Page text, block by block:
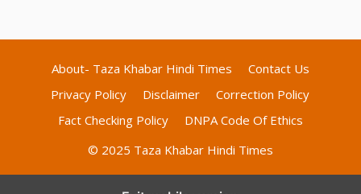
About- Taza Khabar Hindi Times
Contact Us
Privacy Policy
Disclaimer
Correction Policy
Fact Checking Policy
DNPA Code Of Ethics
© 2025 Taza Khabar Hindi Times